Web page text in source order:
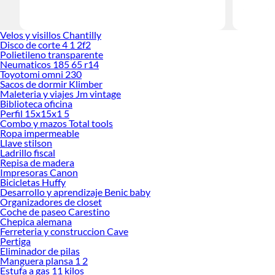
Velos y visillos Chantilly
Disco de corte 4 1 2f2
Polietileno transparente
Neumaticos 185 65 r14
Toyotomi omni 230
Sacos de dormir Klimber
Maleteria y viajes Jm vintage
Biblioteca oficina
Perfil 15x15x1 5
Combo y mazos Total tools
Ropa impermeable
Llave stilson
Ladrillo fiscal
Repisa de madera
Impresoras Canon
Bicicletas Huffy
Desarrollo y aprendizaje Benic baby
Organizadores de closet
Coche de paseo Carestino
Chepica alemana
Ferreteria y construccion Cave
Pertiga
Eliminador de pilas
Manguera plansa 1 2
Estufa a gas 11 kilos